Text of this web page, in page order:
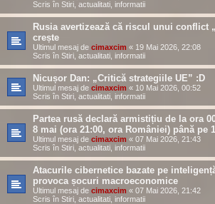
Scris în Stiri, actualitati, informatii
Rusia avertizează că riscul unui conflict
crește
Ultimul mesaj de cimaxcim « 19 Mai 2026, 22:08
Scris în Stiri, actualitati, informatii
Nicușor Dan: „Critică strategiile UE” :D
Ultimul mesaj de cimaxcim « 10 Mai 2026, 00:52
Scris în Stiri, actualitati, informatii
Partea rusă declară armistițiu de la ora
8 mai (ora 21:00, ora României) până pe
Ultimul mesaj de cimaxcim « 07 Mai 2026, 21:43
Scris în Stiri, actualitati, informatii
Atacurile cibernetice bazate pe
provoca șocuri macroeconomice
Ultimul mesaj de cimaxcim « 07 Mai 2026, 21:42
Scris în Stiri, actualitati, informatii